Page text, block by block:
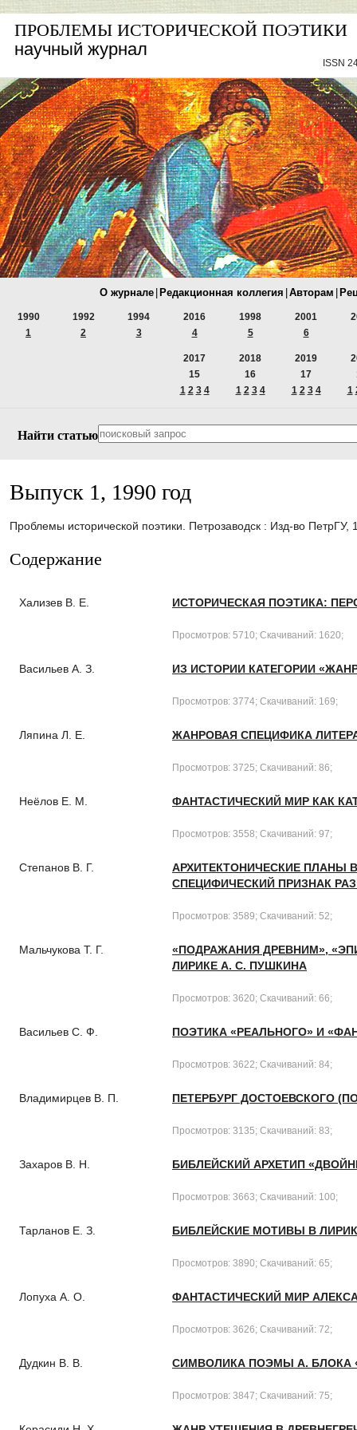
ПРОБЛЕМЫ ИСТОРИЧЕСКОЙ ПОЭТИКИ
научный журнал
ISSN
О журнале Редакционная коллегия Авторам
1990
1
1992
2
1994
3
2016
4
1998
5
2001
6
2017
15
1 2 3 4
2018
16
1 2 3 4
2019
17
1 2 3 4
1
Найти статью
Выпуск 1, 1990 год
Проблемы исторической поэтики. Петрозаводск : Изд-во
Содержание
Хализев В. Е. ИСТОРИЧЕСКАЯ ПОЭТИКА:
Просмотров: 5710; Скачиваний: 1620;
Васильев А. З. ИЗ ИСТОРИИ КАТЕГОРИИ
Просмотров: 3774; Скачиваний: 169;
Ляпина Л. Е. ЖАНРОВАЯ СПЕЦИФИКА
Просмотров: 3725; Скачиваний: 86;
Неёлов Е. М. ФАНТАСТИЧЕСКИЙ МИР КАК
Просмотров: 3558; Скачиваний: 97;
Степанов В. Г.
АРХИТЕКТОНИЧЕСКИЕ ПЛАНЫ
СПЕЦИФИЧЕСКИЙ ПРИЗНАК
Просмотров: 3589; Скачиваний: 52;
Мальчукова Т. Г.
«ПОДРАЖАНИЯ ДРЕВНИМ»,
ЛИРИКЕ А. С. ПУШКИНА
Просмотров: 3620; Скачиваний: 66;
Васильев C. Ф. ПОЭТИКА «РЕАЛЬНОГО» И
Просмотров: 3622; Скачиваний: 84;
Владимирцев В. П. ПЕТЕРБУРГ ДОСТОЕВСКОГО
Просмотров: 3135; Скачиваний: 83;
Захаров В. Н. БИБЛЕЙСКИЙ АРХЕТИП
Просмотров: 3663; Скачиваний: 100;
Тарланов Е. З. БИБЛЕЙСКИЕ МОТИВЫ В
Просмотров: 3890; Скачиваний: 65;
Лопуха А. О. ФАНТАСТИЧЕСКИЙ МИР
Просмотров: 3626; Скачиваний: 72;
Дудкин В. В. СИМВОЛИКА ПОЭМЫ А. БЛОКА
Просмотров: 3847; Скачиваний: 75;